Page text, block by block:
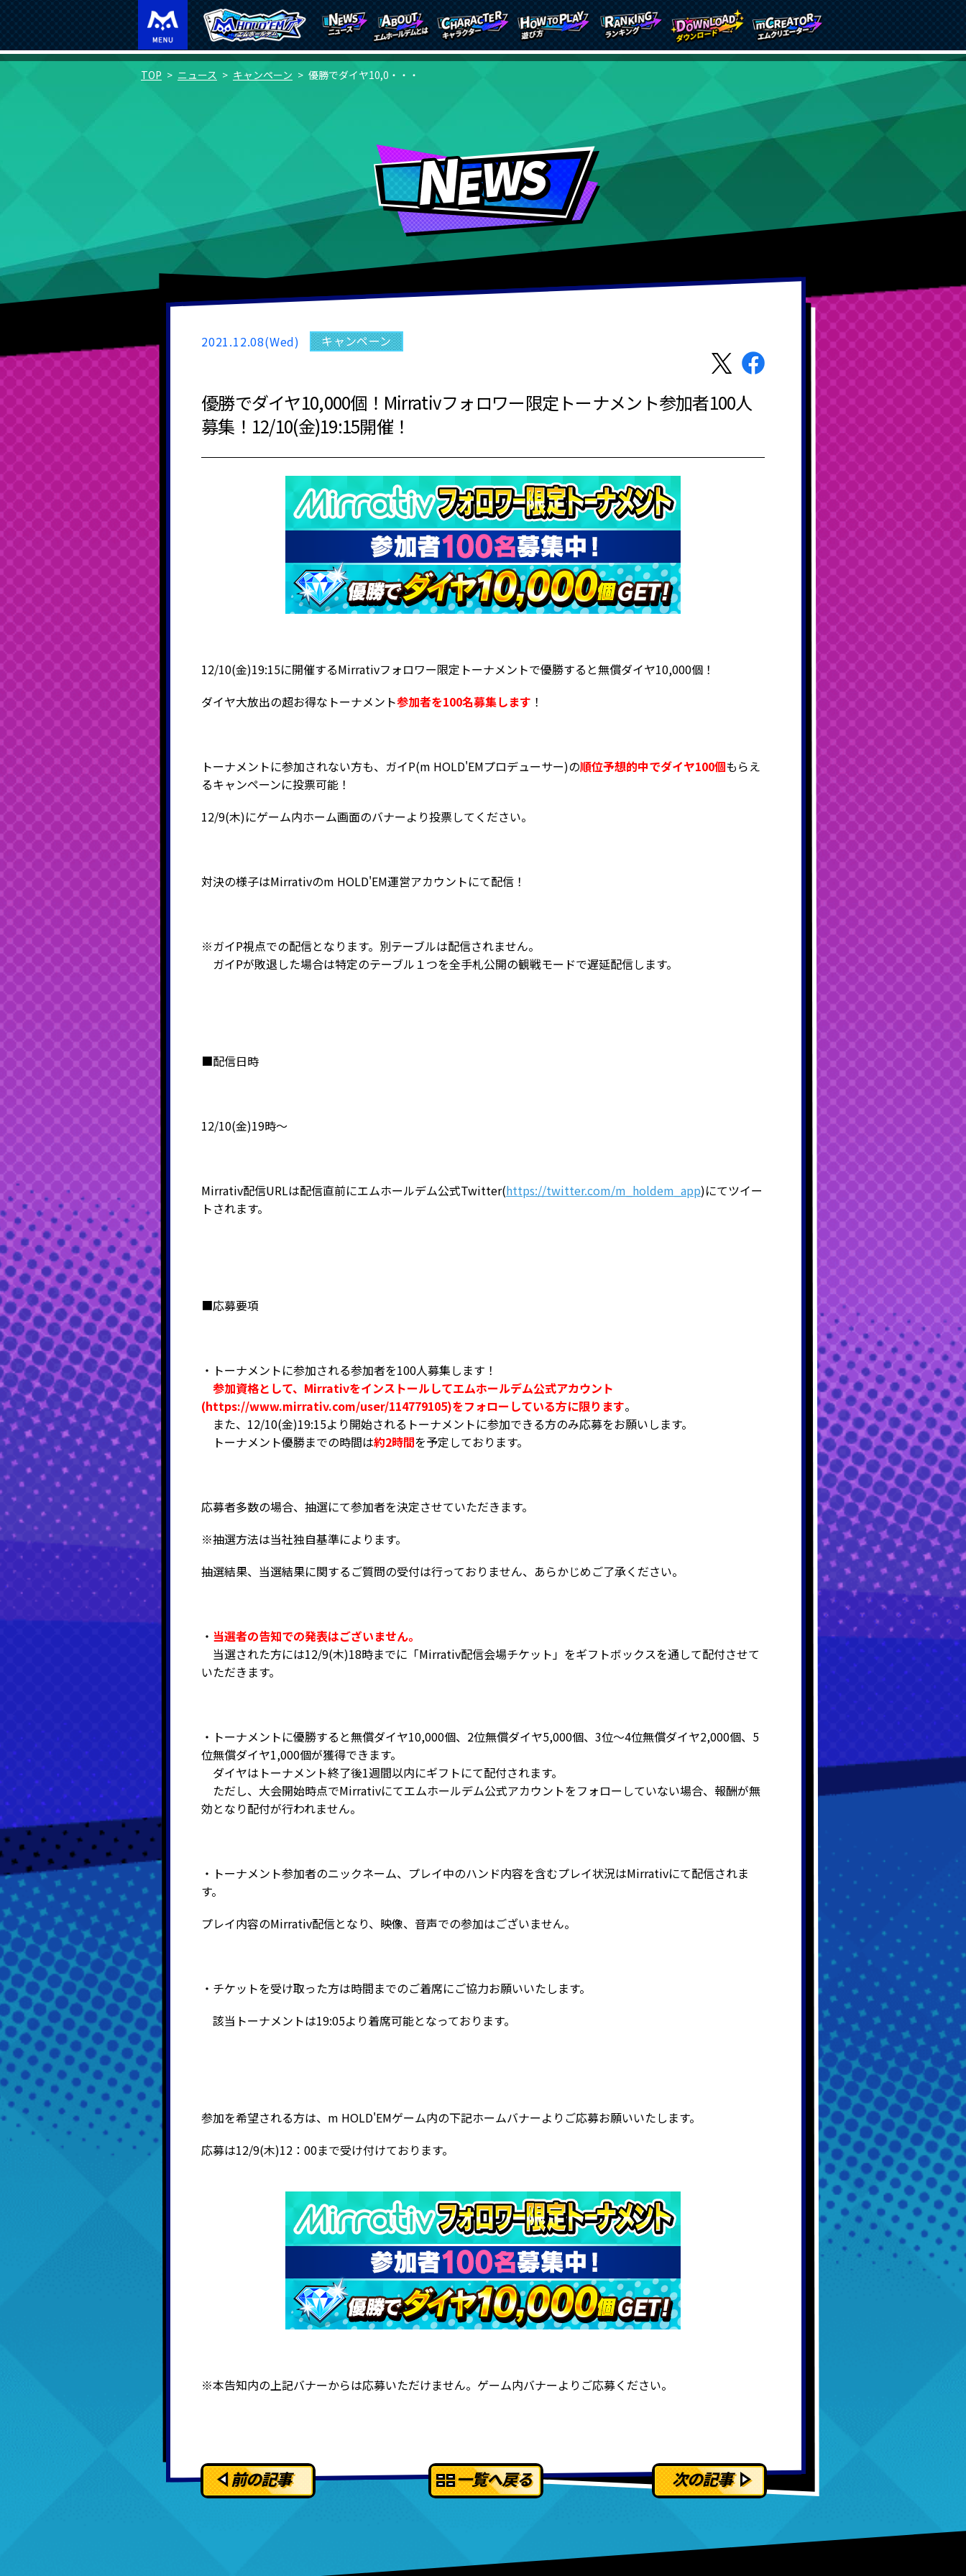
TOP ニュース キャンペーン 優勝でダイヤ10,0・・・
2021.12.08(Wed) キャンペーン
優勝でダイヤ10,000個！Mirrativフォロワー限定トーナメント参加者100人
募集！12/10(金)19:15開催！
12/10(金)19:15に開催するMirrativフォロワー限定トーナメントで優勝すると無償ダイヤ10,000個！
ダイヤ大放出の超お得なトーナメント参加者を100名募集します ！
トーナメントに参加されない方も、ガイP(m HOLD'EMプロデューサー)の順位予想的中でダイヤ100個もらえ
るキャンペーンに投票可能！
12/9(木)にゲーム内ホーム画面のバナーより投票してください。
対決の様子はMirrativのm HOLD'EM運営アカウントにて配信！
※ガイP視点での配信となります。別テーブルは配信されません。
ガイPが敗退した場合は特定のテーブル１つを全手札公開の観戦モードで遅延配信します。
■配信日時
12/10(金)19時～
Mirrativ配信URLは配信直前にエムホールデム公式Twitter(https://twitter.com/m_holdem_app)にてツイー
トされます。
■応募要項
・トーナメントに参加される参加者を100人募集します！
参加資格として、Mirrativをインストールしてエムホールデム公式アカウント
(https://www.mirrativ.com/user/114779105)をフォローしている方に限ります。
また、12/10(金)19:15より開始されるトーナメントに参加できる方のみ応募をお願いします。
トーナメント優勝までの時間は約2時間を予定しております。
応募者多数の場合、抽選にて参加者を決定させていただきます。
※抽選方法は当社独自基準によります。
抽選結果、当選結果に関するご質問の受付は行っておりません、あらかじめご了承ください。
・ 当選者の告知での発表はございません。
当選された方には12/9(木)18時までに「Mirrativ配信会場チケット」をギフトボックスを通して配付させて
いただきます。
・トーナメントに優勝すると無償ダイヤ10,000個、2位無償ダイヤ5,000個、3位～4位無償ダイヤ2,000個、5
位無償ダイヤ1,000個が獲得できます。
ダイヤはトーナメント終了後1週間以内にギフトにて配付されます。
ただし、大会開始時点でMirrativにてエムホールデム公式アカウントをフォローしていない場合、報酬が無
効となり配付が行われません。
・トーナメント参加者のニックネーム、プレイ中のハンド内容を含むプレイ状況はMirrativにて配信されま
す。
プレイ内容のMirrativ配信となり、映像、音声での参加はございません。
・チケットを受け取った方は時間までのご着席にご協力お願いいたします。
該当トーナメントは19:05より着席可能となっております。
参加を希望される方は、 m HOLD'EMゲーム内の下記ホームバナーよりご応募お願いいたします。
応募は12/9(木)12：00まで受け付けております。
※本告知内の上記バナーからは応募いただけません。ゲーム内バナーよりご応募ください。
前の記事 一覧へ戻る 次の記事